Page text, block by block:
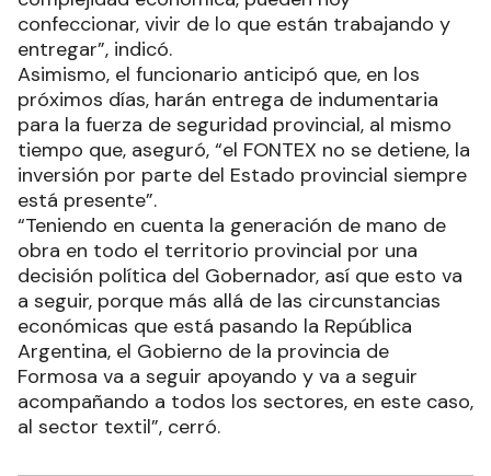
confeccionar, vivir de lo que están trabajando y
entregar”, indicó.
Asimismo, el funcionario anticipó que, en los
próximos días, harán entrega de indumentaria
para la fuerza de seguridad provincial, al mismo
tiempo que, aseguró, “el FONTEX no se detiene, la
inversión por parte del Estado provincial siempre
está presente”.
“Teniendo en cuenta la generación de mano de
obra en todo el territorio provincial por una
decisión política del Gobernador, así que esto va
a seguir, porque más allá de las circunstancias
económicas que está pasando la República
Argentina, el Gobierno de la provincia de
Formosa va a seguir apoyando y va a seguir
acompañando a todos los sectores, en este caso,
al sector textil”, cerró.